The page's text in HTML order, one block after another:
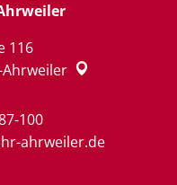
116
100
ahrweiler.de